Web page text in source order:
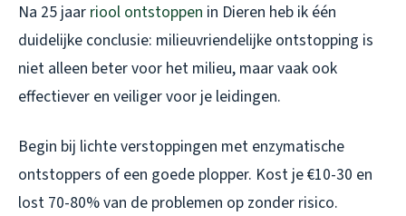
Na 25 jaar riool ontstoppen in Dieren heb ik één
duidelijke conclusie: milieuvriendelijke ontstopping is
niet alleen beter voor het milieu, maar vaak ook
effectiever en veiliger voor je leidingen.
Begin bij lichte verstoppingen met enzymatische
ontstoppers of een goede plopper. Kost je €10-30 en
lost 70-80% van de problemen op zonder risico.